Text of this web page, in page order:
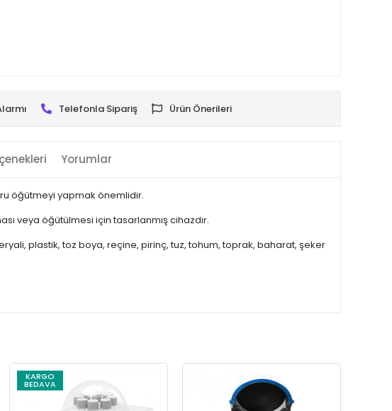
Telefonla Sipariş Ürün Önerileri
Yorumlar
öğütmeyi yapmak önemlidir.
veya öğütülmesi için tasarlanmış cihazdır.
plastik, toz boya, reçine, pirinç, tuz, tohum, toprak, baharat, şeker
KARGO
BEDAVA